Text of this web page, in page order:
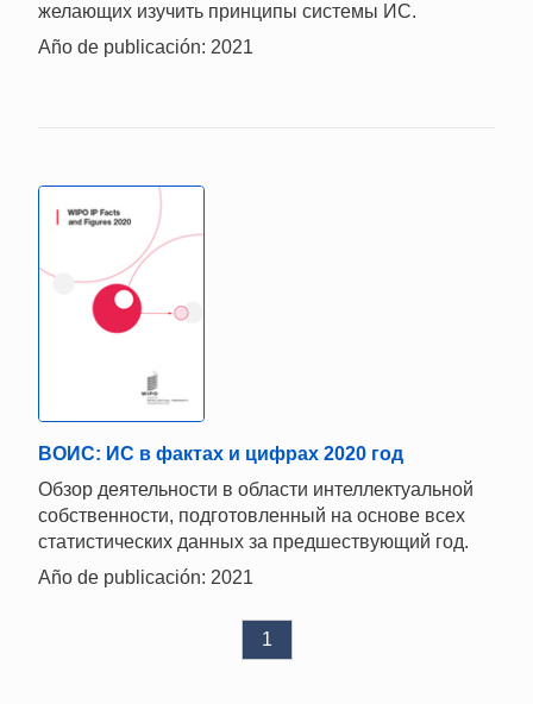
желающих изучить принципы системы ИС.
Año de publicación: 2021
ВОИС: ИС в фактах и цифрах 2020 год
Обзор деятельности в области интеллектуальной
собственности, подготовленный на основе всех
статистических данных за предшествующий год.
Año de publicación: 2021
1